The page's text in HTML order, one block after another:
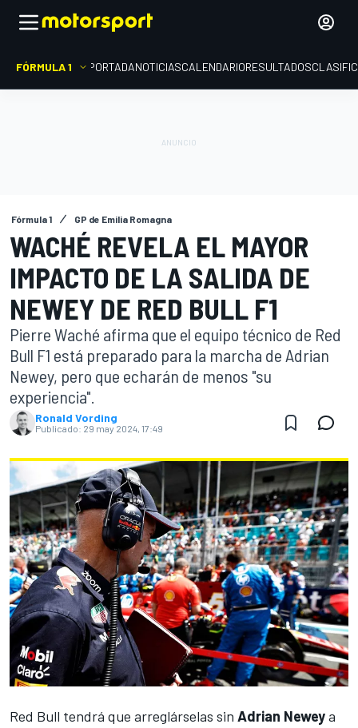
FÓRMULA 1 PORTADANOTICIASCALENDARIORESULTADOS
Fórmula 1 GP de Emilia Romagna
WACHÉ REVELA EL MAYOR
IMPACTO DE LA SALIDA DE
NEWEY DE RED BULL F1
Pierre Waché afirma que el equipo técnico de Red
Bull F1 está preparado para la marcha de Adrian
Newey, pero que echarán de menos "su
experiencia".
Ronald Vording
Publicado: 29 may 2024, 17:49
Red Bull tendrá que arreglárselas sin Adrian Neweya